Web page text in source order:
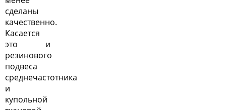
сделаны
качественно.
Касается
это и
резинового
подвеса
среднечастотника
и
купольной